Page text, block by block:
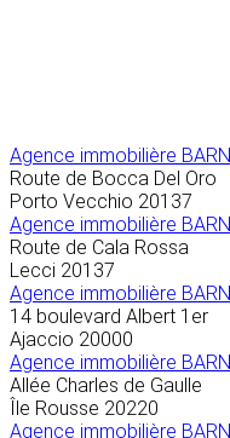
Agence immobilière
Route de Bocca Del Oro
Porto Vecchio 20137
Agence immobilière
Route de Cala Rossa
Lecci 20137
Agence immobilière
14 boulevard Albert 1er
Ajaccio 20000
Agence immobilière
Allée Charles de Gaulle
Île Rousse 20220
Agence immobilière